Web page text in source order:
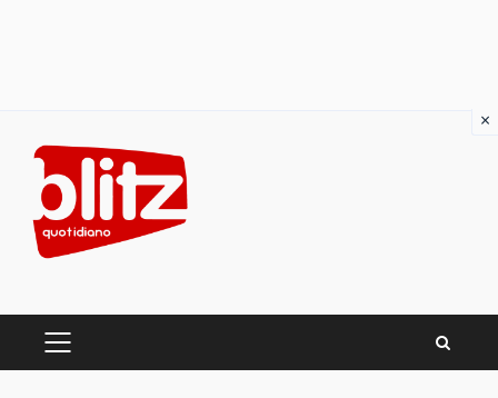
content
PRIMARY
×